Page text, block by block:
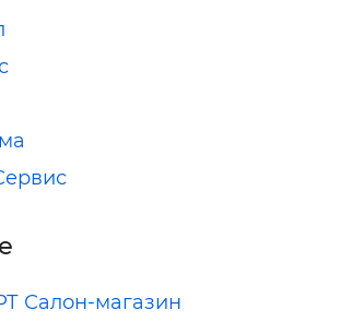
Салон-магазин